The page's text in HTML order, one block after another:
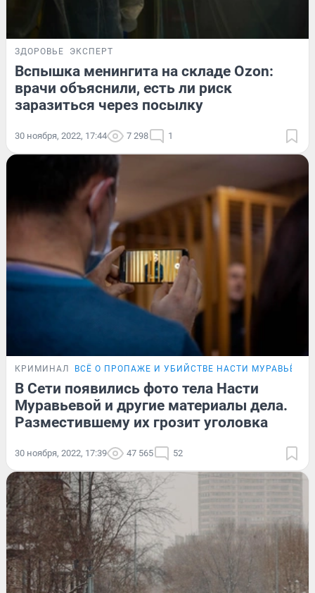
ЗДОРОВЬЕ ЭКСПЕРТ
Вспышка менингита на складе Ozon:
врачи объяснили, есть ли риск
заразиться через посылку
30 ноября, 2022, 17:44 7 298 1
КРИМИНАЛ ВСЁ О ПРОПАЖЕ И УБИЙСТВЕ НАСТИ МУРАВЬЁВОЙ
В Сети появились фото тела Насти
Муравьевой и другие материалы дела.
Разместившему их грозит уголовка
30 ноября, 2022, 17:39 47 565 52